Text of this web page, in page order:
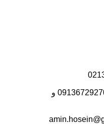
شماره های همراه مدیریت شرکت: 09136729270 و